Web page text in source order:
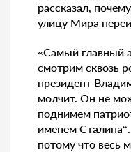
рассказал,
улицу Мира
«Самый главный
смотрим сквозь
президент
молчит. Он не
поднимем
именем Сталина“.
потому что весь